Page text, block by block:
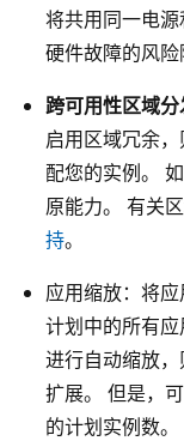
将共用同一电
硬件故障的风险
跨可用性区域分
启用区域冗余
配您的实例。
原能力。 有关
持。
应用缩放：将
计划中的所有
进行自动缩放
扩展。 但是，
的计划实例数。